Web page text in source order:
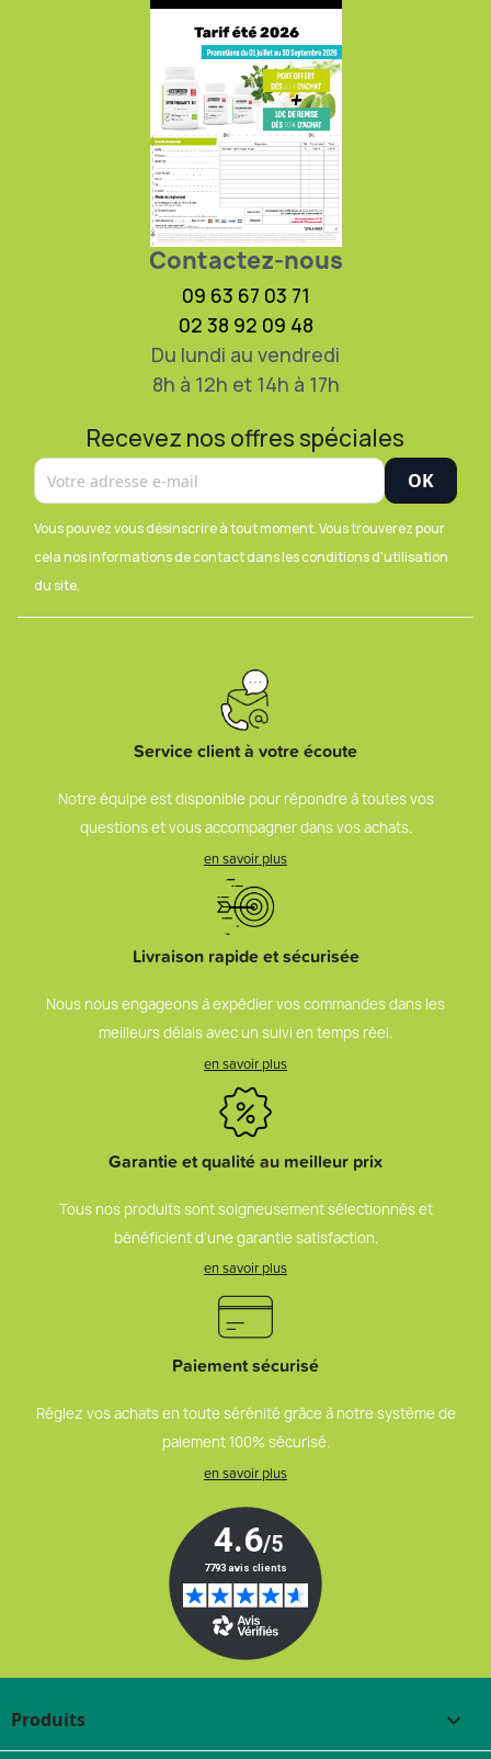
Contactez-nous
09 63 67 03 71
02 38 92 09 48
Du lundi au vendredi
8h à 12h et 14h à 17h
Recevez nos offres spéciales
Vous pouvez vous désinscrire à tout moment. Vous trouverez pour
cela nos informations de contact dans les conditions d'utilisation
du site.
Service client à votre écoute
Notre équipe est disponible pour répondre à toutes vos
questions et vous accompagner dans vos achats.
en savoir plus
Livraison rapide et sécurisée
Nous nous engageons à expédier vos commandes dans les
meilleurs délais avec un suivi en temps réel.
en savoir plus
Garantie et qualité au meilleur prix
Tous nos produits sont soigneusement sélectionnés et
bénéficient d’une garantie satisfaction.
en savoir plus
Paiement sécurisé
Réglez vos achats en toute sérénité grâce à notre système de
paiement 100% sécurisé.
en savoir plus
Produits 